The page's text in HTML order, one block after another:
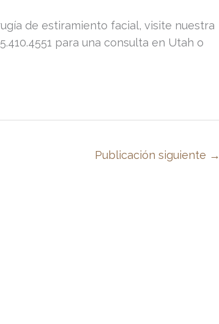
de estiramiento facial, visite nuestra
para una consulta en Utah o
Publicación siguiente →